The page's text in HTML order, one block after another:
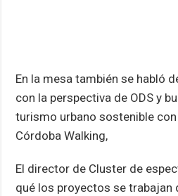
En la mesa también se habló
con la perspectiva de ODS y
turismo urbano sostenible
Córdoba Walking,
El director de Cluster de
qué los proyectos se